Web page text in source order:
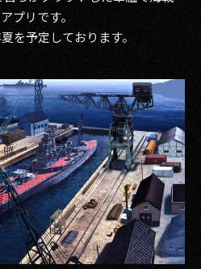
2024
2023
2022
2021
2020
2019
2018
2017
プリです。
を予定しております。